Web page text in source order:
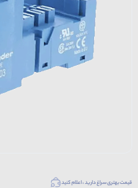
قیمت بهتری سراغ دارید ، اعلام کنید